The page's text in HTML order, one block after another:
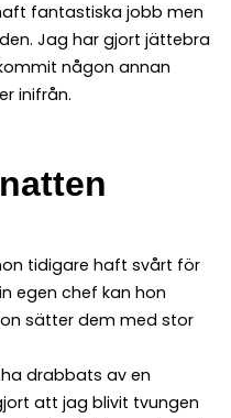
fantastiska jobb men
Jag har gjort jättebra
någon annan
inifrån.
tidigare haft svårt för
egen chef kan hon
sätter dem med stor
drabbats av en
att jag blivit tvungen